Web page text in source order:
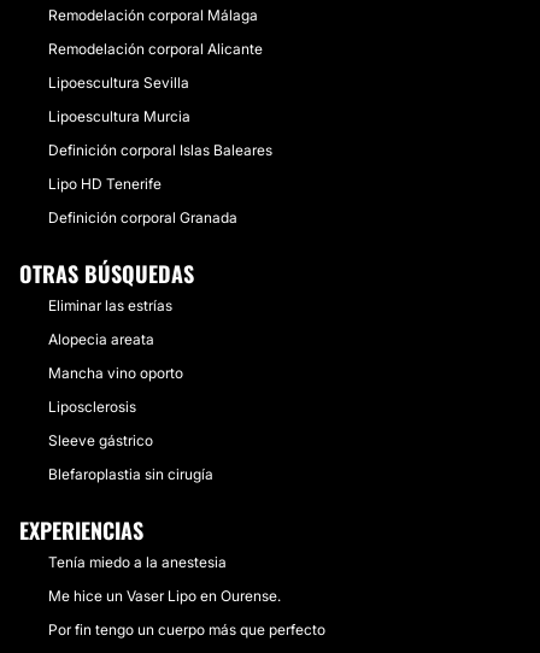
Remodelación corporal Málaga
Remodelación corporal Alicante
Lipoescultura Sevilla
Lipoescultura Murcia
Definición corporal Islas Baleares
Lipo HD Tenerife
Definición corporal Granada
OTRAS BÚSQUEDAS
Eliminar las estrías
Alopecia areata
Mancha vino oporto
Liposclerosis
Sleeve gástrico
Blefaroplastia sin cirugía
EXPERIENCIAS
Tenía miedo a la anestesia
Me hice un Vaser Lipo en Ourense.
Por fin tengo un cuerpo más que perfecto